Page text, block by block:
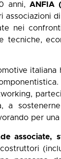
anni,ANFIA
associazioni
nei
tecniche,
italiana
a
per
associate,